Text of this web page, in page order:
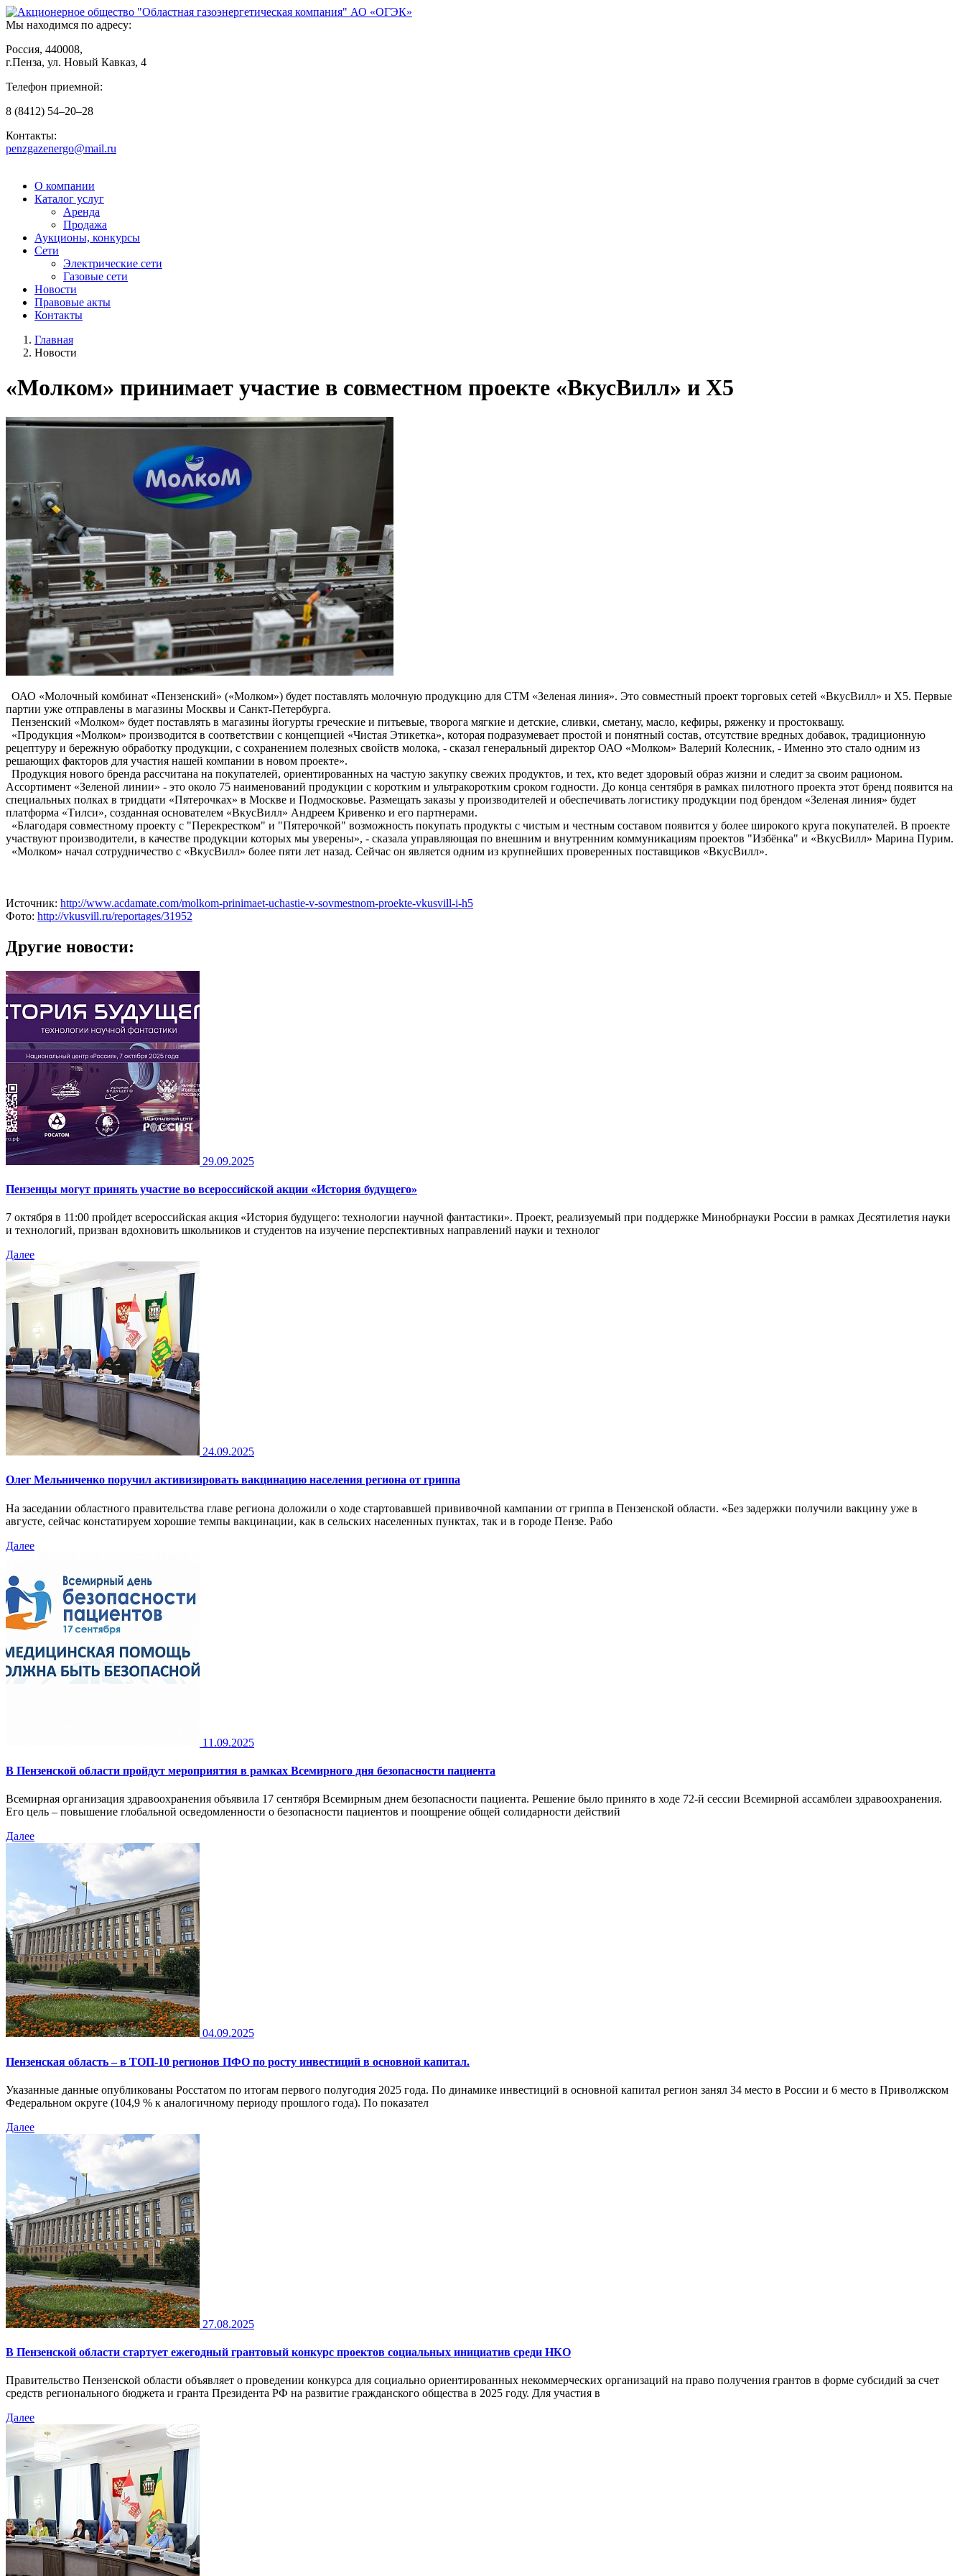
АО «ОГЭК»
Мы находимся по адресу:
Россия, 440008,
г.Пенза, ул. Новый Кавказ, 4
Телефон приемной:
8 (8412) 54–20–28
Контакты:
penzgazenergo@mail.ru
О компании
Каталог услуг
Аренда
Продажа
Аукционы, конкурсы
Сети
Электрические сети
Газовые сети
Новости
Правовые акты
Контакты
Главная
Новости
«Молком» принимает участие в совместном проекте «ВкусВилл» и Х5
ОАО «Молочный комбинат «Пензенский» («Молком») будет поставлять молочную продукцию для СТМ «Зеленая линия». Это совместный проект торговых сетей «ВкусВилл» и Х5. Первые
партии уже отправлены в магазины Москвы и Санкт-Петербурга.
Пензенский «Молком» будет поставлять в магазины йогурты греческие и питьевые, творога мягкие и детские, сливки, сметану, масло, кефиры, ряженку и простоквашу.
«Продукция «Молком» производится в соответствии с концепцией «Чистая Этикетка», которая подразумевает простой и понятный состав, отсутствие вредных добавок, традиционную
рецептуру и бережную обработку продукции, с сохранением полезных свойств молока, - сказал генеральный директор ОАО «Молком» Валерий Колесник, - Именно это стало одним из
решающих факторов для участия нашей компании в новом проекте».
Продукция нового бренда рассчитана на покупателей, ориентированных на частую закупку свежих продуктов, и тех, кто ведет здоровый образ жизни и следит за своим рационом.
Ассортимент «Зеленой линии» - это около 75 наименований продукции с коротким и ультракоротким сроком годности. До конца сентября в рамках пилотного проекта этот бренд появится на
специальных полках в тридцати «Пятерочках» в Москве и Подмосковье. Размещать заказы у производителей и обеспечивать логистику продукции под брендом «Зеленая линия» будет
платформа «Тилси», созданная основателем «ВкусВилл» Андреем Кривенко и его партнерами.
«Благодаря совместному проекту с "Перекрестком" и "Пятерочкой" возможность покупать продукты с чистым и честным составом появится у более широкого круга покупателей. В проекте
участвуют производители, в качестве продукции которых мы уверены», - сказала управляющая по внешним и внутренним коммуникациям проектов "Избёнка" и «ВкусВилл» Марина Пурим.
«Молком» начал сотрудничество с «ВкусВилл» более пяти лет назад. Сейчас он является одним из крупнейших проверенных поставщиков «ВкусВилл».
Источник: http://www.acdamate.com/molkom-prinimaet-uchastie-v-sovmestnom-proekte-vkusvill-i-h5
Фото: http://vkusvill.ru/reportages/31952
Другие новости:
29.09.2025
Пензенцы могут принять участие во всероссийской акции «История будущего»
7 октября в 11:00 пройдет всероссийская акция «История будущего: технологии научной фантастики». Проект, реализуемый при поддержке Минобрнауки России в рамках Десятилетия науки
и технологий, призван вдохновить школьников и студентов на изучение перспективных направлений науки и технолог
Далее
24.09.2025
Олег Мельниченко поручил активизировать вакцинацию населения региона от гриппа
На заседании областного правительства главе региона доложили о ходе стартовавшей прививочной кампании от гриппа в Пензенской области. «Без задержки получили вакцину уже в
августе, сейчас констатируем хорошие темпы вакцинации, как в сельских населенных пунктах, так и в городе Пензе. Рабо
Далее
11.09.2025
В Пензенской области пройдут мероприятия в рамках Всемирного дня безопасности пациента
Всемирная организация здравоохранения объявила 17 сентября Всемирным днем безопасности пациента. Решение было принято в ходе 72-й сессии Всемирной ассамблеи здравоохранения.
Его цель – повышение глобальной осведомленности о безопасности пациентов и поощрение общей солидарности действий
Далее
04.09.2025
Пензенская область – в ТОП-10 регионов ПФО по росту инвестиций в основной капитал.
Указанные данные опубликованы Росстатом по итогам первого полугодия 2025 года. По динамике инвестиций в основной капитал регион занял 34 место в России и 6 место в Приволжском
Федеральном округе (104,9 % к аналогичному периоду прошлого года). По показател
Далее
27.08.2025
В Пензенской области стартует ежегодный грантовый конкурс проектов социальных инициатив среди НКО
Правительство Пензенской области объявляет о проведении конкурса для социально ориентированных некоммерческих организаций на право получения грантов в форме субсидий за счет
средств регионального бюджета и гранта Президента РФ на развитие гражданского общества в 2025 году. Для участия в
Далее